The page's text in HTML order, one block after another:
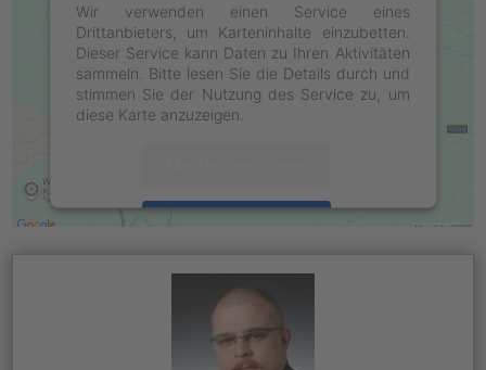
Wir verwenden einen Service eines
Drittanbieters, um Karteninhalte einzubetten.
Dieser Service kann Daten zu Ihren Aktivitäten
sammeln. Bitte lesen Sie die Details durch und
stimmen Sie der Nutzung des Service zu, um
diese Karte anzuzeigen.
Management Platform